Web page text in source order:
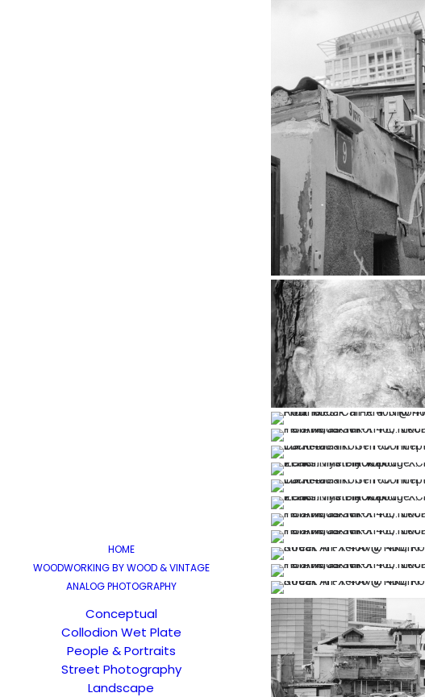
HOME
WOODWORKING BY WOOD & VINTAGE
ANALOG PHOTOGRAPHY
Conceptual
Collodion Wet Plate
People & Portraits
Street Photography
Landscape
…
…
…
…
…
…
…
…
…
…
…